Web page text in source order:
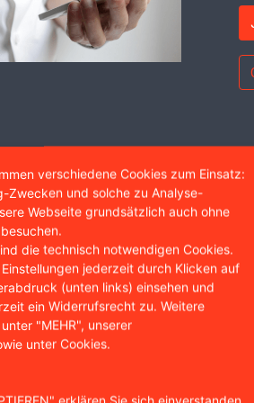
Wir sind bekannt aus
Köln begehrte der
verschiedene Cookies zum Einsatz:
Zwecken und solche zu Analyse-
Webseite grundsätzlich auch ohne
die technisch notwendigen Cookies.
jederzeit durch Klicken auf
(unten links) einsehen und
ein Widerrufsrecht zu. Weitere
"MEHR", unserer
unter Cookies.